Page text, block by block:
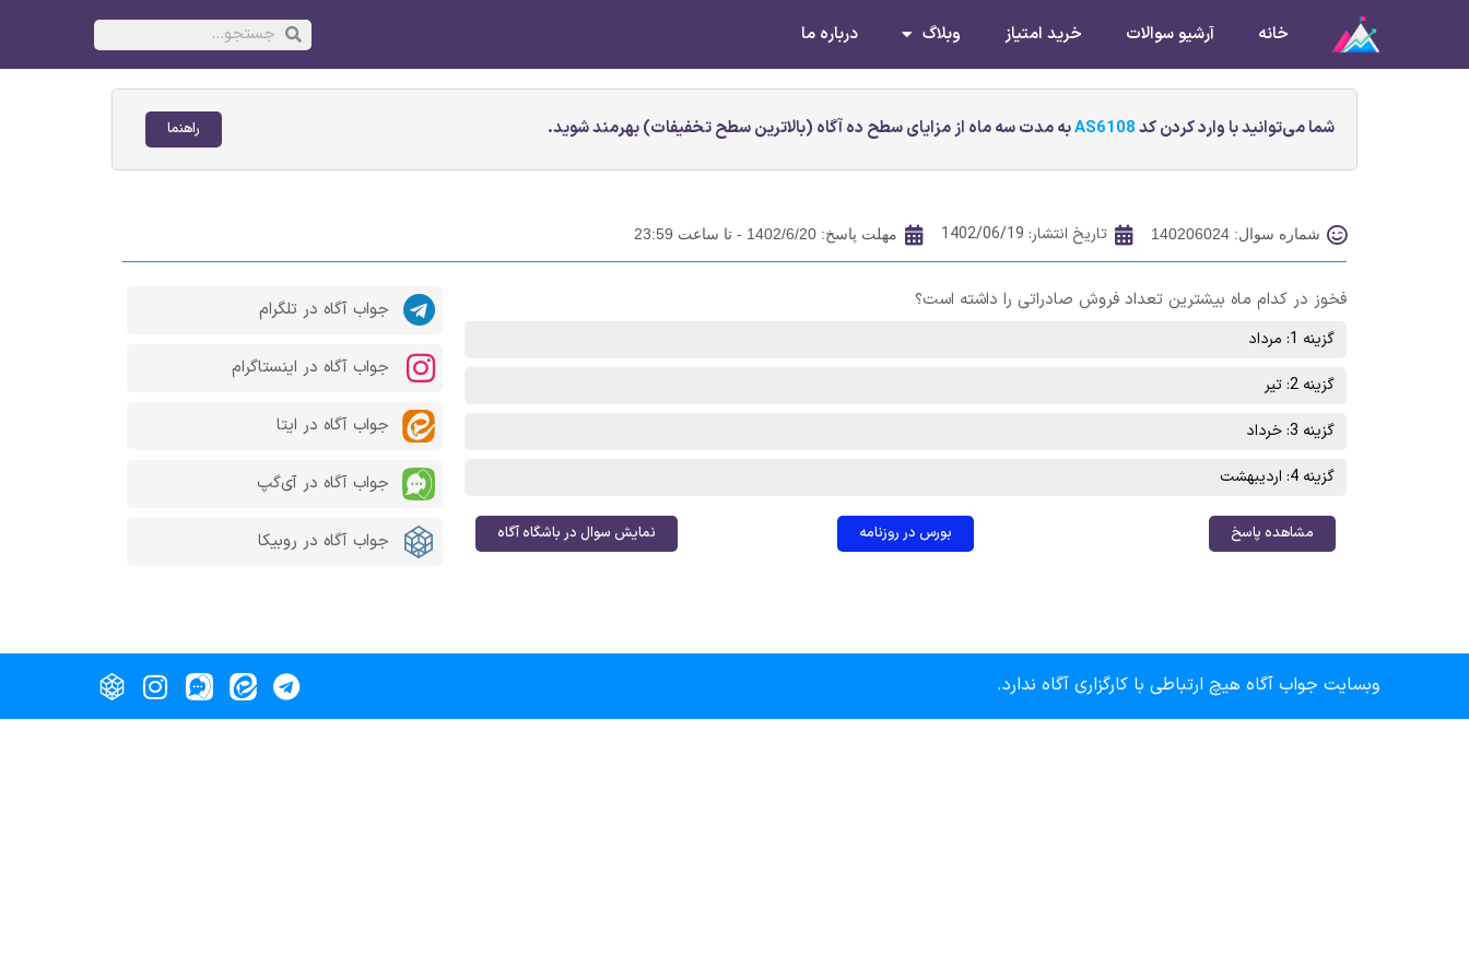
خانه آرشیو سوالات خرید امتیاز وبلاگ درباره ما
شما می‌توانید با وارد کردن کدAS6108به مدت سه ماه از مزایای سطح ده آگاه (بالاترین سطح تخفیفات) بهرمند شوید. راهنما
شماره سوال: 140206024 تاریخ انتشار: 1402/06/19 مهلت پاسخ: 1402/6/20 - تا ساعت 23:59
فخوز در کدام ماه بیشترین تعداد فروش صادراتی را داشته است؟
گزینه 1: مرداد
گزینه 2: تیر
گزینه 3: خرداد
گزینه 4: اردیبهشت
مشاهده پاسخ بورس در روزنامه نمایش سوال در باشگاه آگاه
جواب آگاه در تلگرام
جواب آگاه در اینستاگرام
جواب آگاه در ایتا
جواب آگاه در آی‌گپ
جواب آگاه در روبیکا
وبسایت جواب آگاه هیچ ارتباطی با کارگزاری آگاه ندارد.